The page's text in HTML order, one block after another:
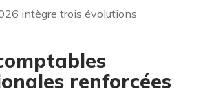
intègre trois évolutions
renforcées